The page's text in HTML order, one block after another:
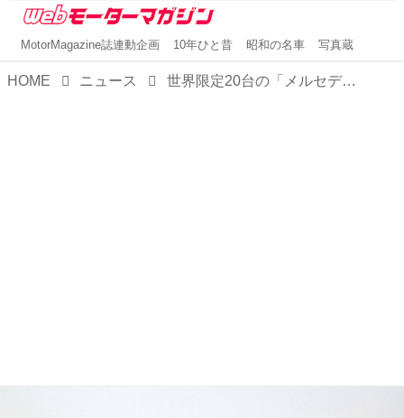
MotorMagazine誌連動企画 10年ひと昔 昭和の名車 写真蔵
HOME ニュース 世界限定20台の「メルセデス・ベンツ Gクラス パスト II フューチャー」が日本上陸、限定4台で販売開始